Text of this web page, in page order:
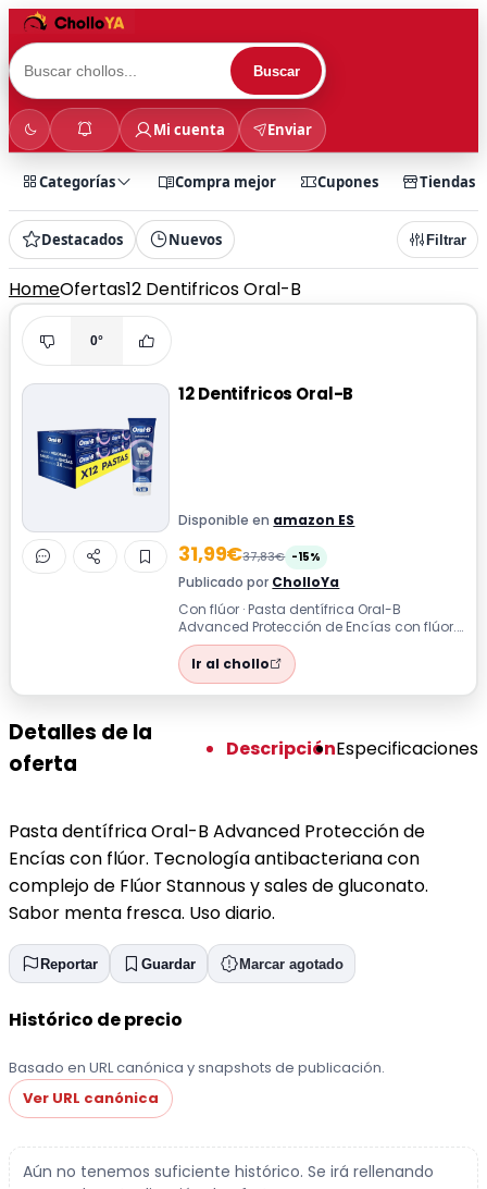
Buscar
Mi cuenta Enviar
Categorías Compra mejor Cupones Tiendas
Destacados Nuevos Filtrar
HomeOfertas12 Dentifricos Oral-B
0°
12 Dentifricos Oral-B
Disponible en amazon ES
31,99€37,83€ -15%
Publicado por CholloYa
Con flúor · Pasta dentífrica Oral-B
Advanced Protección de Encías con flúor.
Tecnología antibacteriana con complejo
d...Ir al chollo
Detalles de la
oferta
DescripciónEspecificaciones
Pasta dentífrica Oral-B Advanced Protección de
Encías con flúor. Tecnología antibacteriana con
complejo de Flúor Stannous y sales de gluconato.
Sabor menta fresca. Uso diario.
Reportar Guardar Marcar agotado
Histórico de precio
Basado en URL canónica y snapshots de publicación.
Ver URL canónica
Aún no tenemos suficiente histórico. Se irá rellenando